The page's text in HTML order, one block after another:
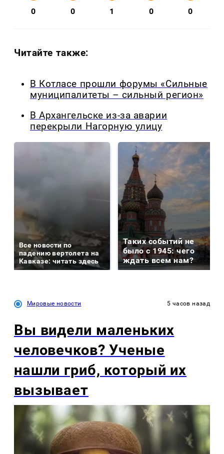
0 0 1 0 0
Читайте также:
В Котласе прошли форумы «Сильные
муниципалитеты – сильный регион»
В Архангельске из-за аварии
перекрыли Нагорную улицу
Все новости по
падению вертолета на
Кавказе: читать здесь
Таких событий не
было с 1945: чего
ждать всем нам?
Мировые новости 5 часов назад
Вы видели маленьких
человечков? Ученые
нашли гриб, который их
вызывает